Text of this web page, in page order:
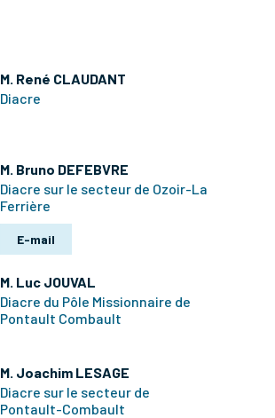
M. René CLAUDANT
Diacre
M. Bruno DEFEBVRE
Diacre sur le secteur de Ozoir-La
Ferrière
E-mail
M. Luc JOUVAL
Diacre du Pôle Missionnaire de
Pontault Combault
M. Joachim LESAGE
Diacre sur le secteur de
Pontault-Combault